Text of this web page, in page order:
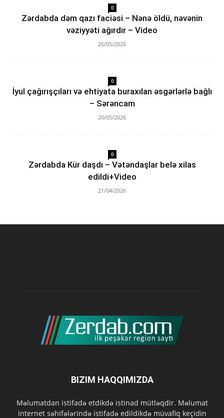
0
Zərdabda dəm qazı faciəsi – Nənə öldü, nəvənin
vəziyyəti ağırdır – Video
26/05/2026
0
İyul çağırışçıları və ehtiyata buraxılan əsgərlərlə bağlı
– Sərəncam
20/05/2026
0
Zərdabda Kür daşdı – Vətəndaşlar belə xilas
edildi+Video
21/04/2026
BIZIM HAQQIMIZDA
Məlumatdan istifadə etdikdə istinad mütləqdir. Məlumat
internet səhifələrində istifadə edildikdə müvafiq keçidin